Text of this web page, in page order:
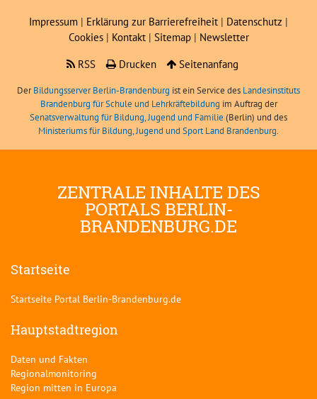
Impressum | Erklärung zur Barrierefreiheit | Datenschutz |
Cookies| Kontakt | Sitemap| Newsletter
RSS
Drucken Seitenanfang
DerBildungsserver Berlin-Brandenburg ist ein Service des Landesinstituts
Brandenburg für Schule und Lehrkräftebildung im Auftrag der
Senatsverwaltung für Bildung, Jugend und Familie (Berlin) und des
Ministeriums für Bildung, Jugend und Sport Land Brandenburg.
ZENTRALE INHALTE DES
PORTALS BERLIN-
BRANDENBURG.DE
Startseite
Startseite Portal Berlin-Brandenburg.de
Hauptstadtregion
Daten und Fakten
Regionalmonitoring
Region mitten in Europa